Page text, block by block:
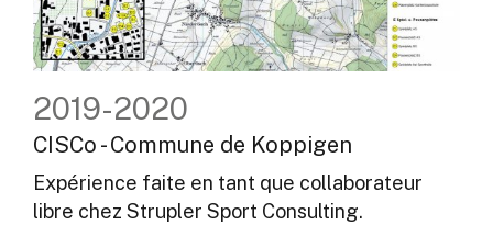
2019-2020
CISCo - Commune de Koppigen
Expérience faite en tant que collaborateur
libre chez Strupler Sport Consulting.